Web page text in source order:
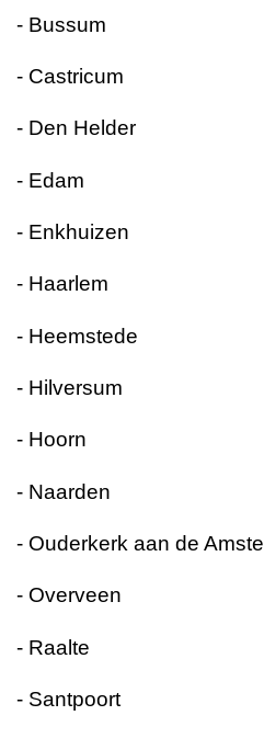
- Bussum
- Castricum
- Den Helder
- Edam
- Enkhuizen
- Haarlem
- Heemstede
- Hilversum
- Hoorn
- Naarden
- Ouderkerk aan de Amstel
- Overveen
- Raalte
- Santpoort